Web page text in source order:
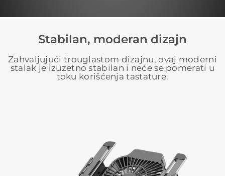
Stabilan, moderan dizajn
Zahvaljujući trouglastom dizajnu, ovaj moderni
stalak je izuzetno stabilan i neće se pomerati u
toku korišćenja tastature.